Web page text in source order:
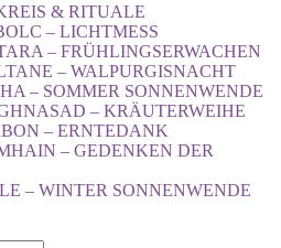
& RITUALE
– LICHTMESS
– FRÜHLINGSERWACHEN
– WALPURGISNACHT
– SOMMER SONNENWENDE
– KRÄUTERWEIHE
– ERNTEDANK
– GEDENKEN DER
– WINTER SONNENWENDE